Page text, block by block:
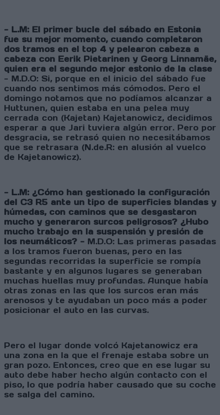
- L.M: El primer bucle del sábado en Estonia
fue su mejor momento, cuando completaron
dos tramos en el top 4 y pelearon cabeza a
cabeza con Eerik Pietarinen y Georg Linnamäe,
quien era el segundo mejor estonio de la clase
- M.D.O: Si, porque en el inicio del sábado fue
cuando nos sentimos más cómodos. Pero el
domingo notamos que no podíamos alcanzar a
Huttunen, quien estaba en una pelea muy
cerrada con (Kajetan) Kajetanowicz, decidimos
esperar a que Jari tuviera algún error. Pero por
desgracia, se retrasó quien no necesitábamos
que se retrasara (N.de.R: en alusión al vuelco
de Kajetanowicz).
- L.M: ¿Cómo han gestionado la configuración
del C3 R5 ante un tipo de superficies blandas y
húmedas, con caminos que se desgastaron
mucho y generaron surcos peligrosos? ¿Hubo
mucho trabajo en la suspensión y presión de
los neumáticos? - M.D.O: Las primeras pasadas
a los tramos fueron buenas, pero en las
segundas recorridas la superficie se rompía
bastante y en algunos lugares se generaban
muchas huellas muy profundas. Aunque había
otras zonas en las que los surcos eran más
arenosos y te ayudaban un poco más a poder
posicionar el auto en las curvas.
Pero el lugar donde volcó Kajetanowicz era
una zona en la que el frenaje estaba sobre un
gran pozo. Entonces, creo que en ese lugar su
auto debe haber hecho algún contacto con el
piso, lo que podría haber causado que su coche
se salga del camino.